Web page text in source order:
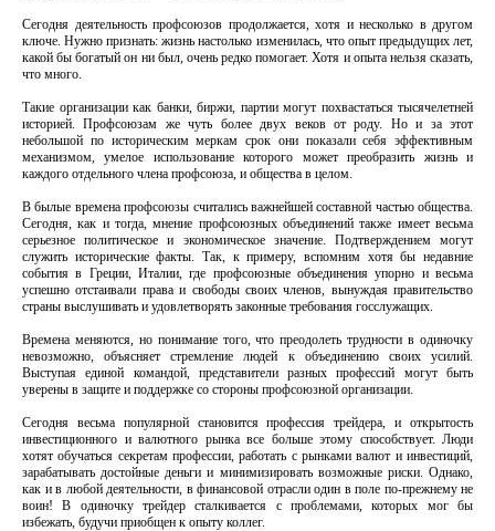
Сегодня деятельность профсоюзов продолжается, хотя и несколько в другом
ключе. Нужно признать: жизнь настолько изменилась, что опыт предыдущих лет,
какой бы богатый он ни был, очень редко помогает. Хотя и опыта нельзя сказать,
что много.
Такие организации как банки, биржи, партии могут похвастаться тысячелетней
историей. Профсоюзам же чуть более двух веков от роду. Но и за этот
небольшой по историческим меркам срок они показали себя эффективным
механизмом, умелое использование которого может преобразить жизнь и
каждого отдельного члена профсоюза, и общества в целом.
В былые времена профсоюзы считались важнейшей составной частью общества.
Сегодня, как и тогда, мнение профсоюзных объединений также имеет весьма
серьезное политическое и экономическое значение. Подтверждением могут
служить исторические факты. Так, к примеру, вспомним хотя бы недавние
события в Греции, Италии, где профсоюзные объединения упорно и весьма
успешно отстаивали права и свободы своих членов, вынуждая правительство
страны выслушивать и удовлетворять законные требования госслужащих.
Времена меняются, но понимание того, что преодолеть трудности в одиночку
невозможно, объясняет стремление людей к объединению своих усилий.
Выступая единой командой, представители разных профессий могут быть
уверены в защите и поддержке со стороны профсоюзной организации.
Сегодня весьма популярной становится профессия трейдера, и открытость
инвестиционного и валютного рынка все больше этому способствует. Люди
хотят обучаться секретам профессии, работать с рынками валют и инвестиций,
зарабатывать достойные деньги и минимизировать возможные риски. Однако,
как и в любой деятельности, в финансовой отрасли один в поле по-прежнему не
воин! В одиночку трейдер сталкивается с проблемами, которых мог бы
избежать, будучи приобщен к опыту коллег.